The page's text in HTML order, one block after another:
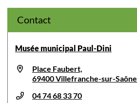
Contact
Musée municipal Paul-Dini
Place Faubert,
69400 Villefranche-sur-Saône
04 74 68 33 70